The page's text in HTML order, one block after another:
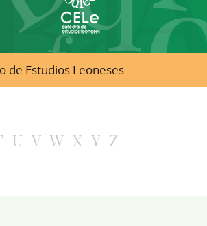
de Estudios Leoneses
U V W X Y Z